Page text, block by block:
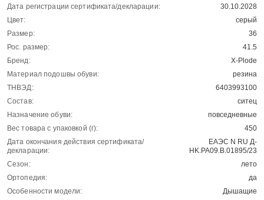
Дата регистрации сертификата/декларации:
30.10.2028
Цвет:
серый
Размер:
36
Рос. размер:
41.5
Бренд:
X-Plode
Материал подошвы обуви:
резина
ТНВЭД:
6403993100
Состав:
ситец
Назначение обуви:
повседневные
Вес товара с упаковкой (г):
450
Дата окончания действия сертификата/
декларации:
ЕАЭС N RU Д-
HK.РА09.В.01895/23
Сезон:
лето
Ортопедия:
да
Особенности модели:
Дышащие